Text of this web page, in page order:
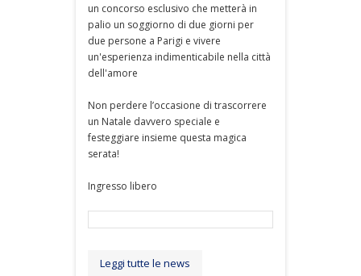
un concorso esclusivo che metterà in
palio un soggiorno di due giorni per
due persone a Parigi e vivere
un'esperienza indimenticabile nella città
dell'amore
Non perdere l’occasione di trascorrere
un Natale davvero speciale e
festeggiare insieme questa magica
serata!
Ingresso libero
Leggi tutte le news